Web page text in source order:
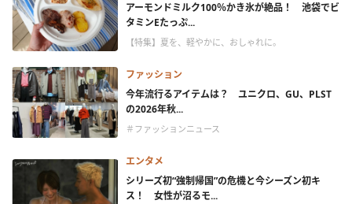
アーモンドミルク100％かき氷が絶品！ 池袋でビ
タミンEたっぷ...
【特集】夏を、軽やかに、おしゃれに。
ファッション
今年流行るアイテムは？ ユニクロ、GU、PLST
の2026年秋...
＃ファッションニュース
エンタメ
シリーズ初“強制帰国”の危機と今シーズン初キ
ス！ 女性が沼るモ...